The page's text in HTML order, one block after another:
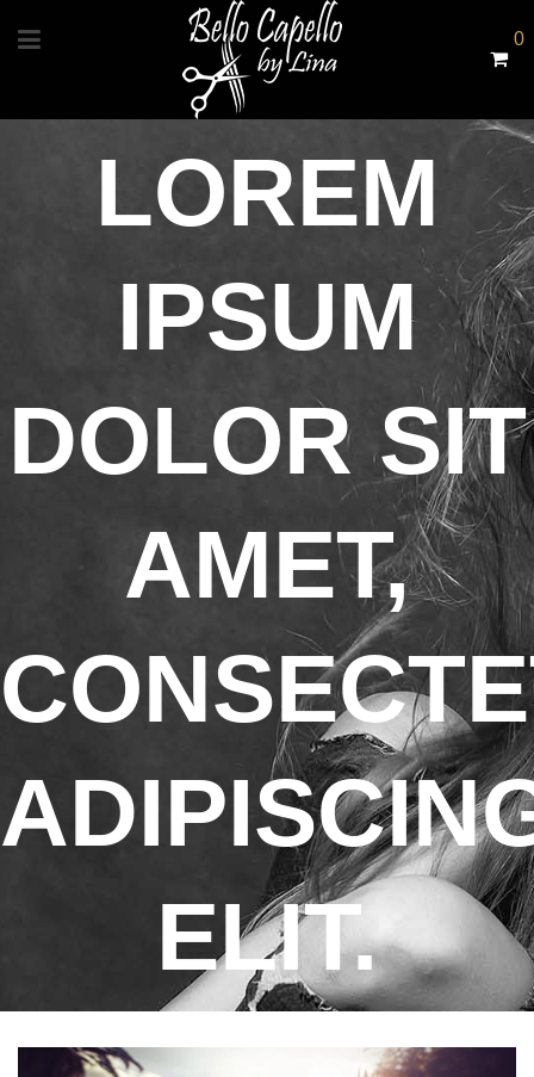
0
LOREM
IPSUM
DOLOR SIT
AMET,
ELIT.